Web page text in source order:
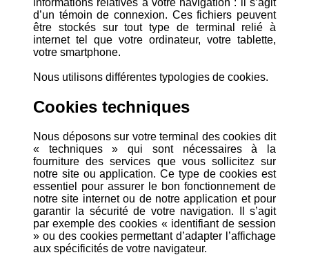
informations relatives à votre navigation : il s’agit
d’un témoin de connexion. Ces fichiers peuvent
être stockés sur tout type de terminal relié à
internet tel que votre ordinateur, votre tablette,
votre smartphone.
Nous utilisons différentes typologies de cookies.
Cookies techniques
Nous déposons sur votre terminal des cookies dit
« techniques » qui sont nécessaires à la
fourniture des services que vous sollicitez sur
notre site ou application. Ce type de cookies est
essentiel pour assurer le bon fonctionnement de
notre site internet ou de notre application et pour
garantir la sécurité de votre navigation. Il s’agit
par exemple des cookies « identifiant de session
» ou des cookies permettant d’adapter l’affichage
aux spécificités de votre navigateur.